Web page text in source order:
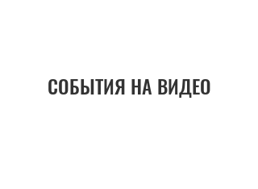
СОБЫТИЯ НА ВИДЕО